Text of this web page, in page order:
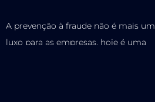
A prevenção à fraude não é mais um
luxo para as empresas, hoje é uma